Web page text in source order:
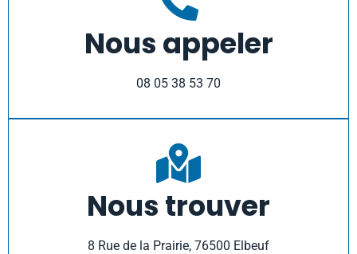
Nous appeler
08 05 38 53 70
Nous trouver
8 Rue de la Prairie, 76500 Elbeuf